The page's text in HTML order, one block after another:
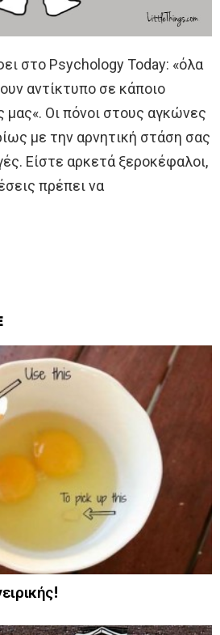
στο Psychology Today: «όλα
αντίκτυπο σε κάποιο
Οι πόνοι στους αγκώνες
με την αρνητική στάση σας
Είστε αρκετά ξεροκέφαλοι,
πρέπει να